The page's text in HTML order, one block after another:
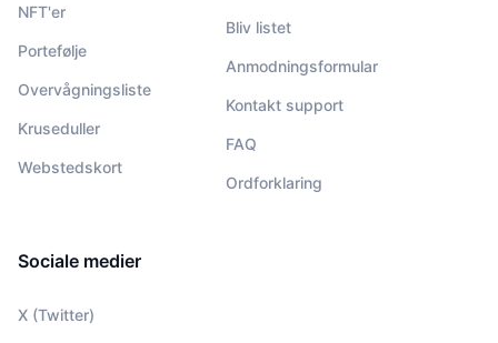
NFT'er
Portefølje
Overvågningsliste
Kruseduller
Webstedskort
Bliv listet
Anmodningsformular
Kontakt support
FAQ
Ordforklaring
Sociale medier
X (Twitter)